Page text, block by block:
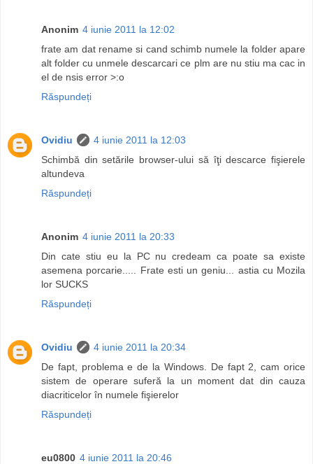
Anonim 4 iunie 2011 la 12:02
frate am dat rename si cand schimb numele la folder apare
alt folder cu unmele descarcari ce plm are nu stiu ma cac in
el de nsis error >:o
Răspundeți
Ovidiu
4 iunie 2011 la 12:03
Schimbă din setările browser-ului să îţi descarce fişierele
altundeva
Răspundeți
Anonim 4 iunie 2011 la 20:33
Din cate stiu eu la PC nu credeam ca poate sa existe
asemena porcarie..... Frate esti un geniu... astia cu Mozila
lor SUCKS
Răspundeți
Ovidiu
4 iunie 2011 la 20:34
De fapt, problema e de la Windows. De fapt 2, cam orice
sistem de operare suferă la un moment dat din cauza
diacriticelor în numele fişierelor
Răspundeți
eu0800 4 iunie 2011 la 20:46